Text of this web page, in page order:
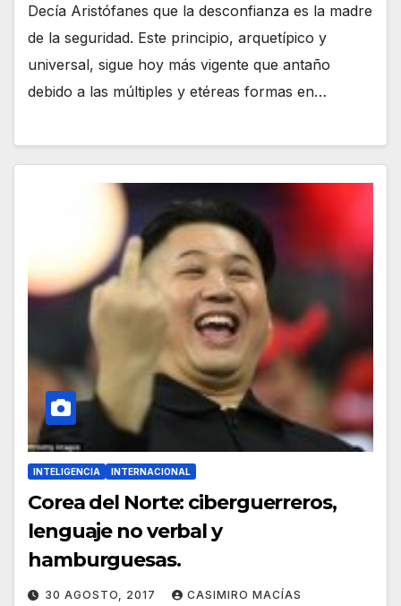
Decía Aristófanes que la desconfianza es la madre
de la seguridad. Este principio, arquetípico y
universal, sigue hoy más vigente que antaño
debido a las múltiples y etéreas formas en…
INTELIGENCIA INTERNACIONAL
Corea del Norte: ciberguerreros,
lenguaje no verbal y
hamburguesas.
30 AGOSTO, 2017 CASIMIRO MACÍAS